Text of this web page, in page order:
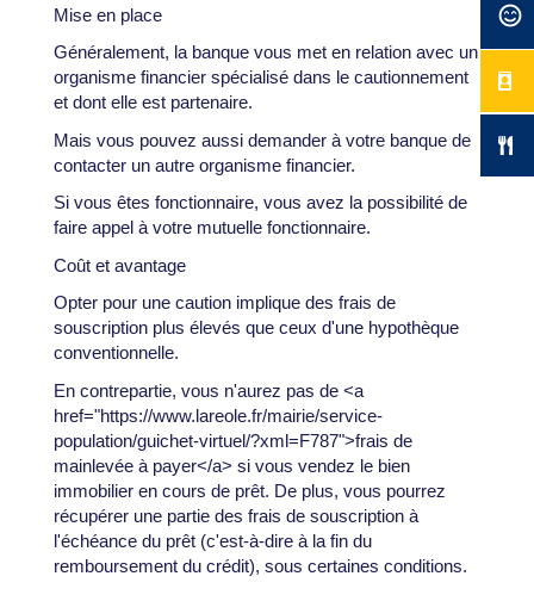
Mise en place
Généralement, la banque vous met en relation avec un
organisme financier spécialisé dans le cautionnement
et dont elle est partenaire.
Mais vous pouvez aussi demander à votre banque de
contacter un autre organisme financier.
Si vous êtes fonctionnaire, vous avez la possibilité de
faire appel à votre mutuelle fonctionnaire.
Coût et avantage
Opter pour une caution implique des frais de
souscription plus élevés que ceux d'une hypothèque
conventionnelle.
En contrepartie, vous n'aurez pas de <a
href="https://www.lareole.fr/mairie/service-
population/guichet-virtuel/?xml=F787">frais de
mainlevée à payer</a> si vous vendez le bien
immobilier en cours de prêt. De plus, vous pourrez
récupérer une partie des frais de souscription à
l'échéance du prêt (c'est-à-dire à la fin du
remboursement du crédit), sous certaines conditions.